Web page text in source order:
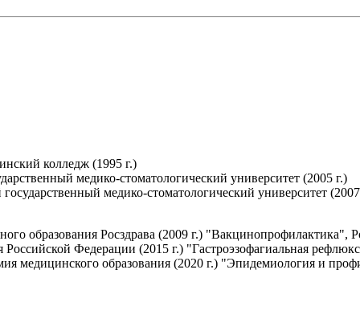
колледж (1995 г.)
медико-стоматологический университет (2005 г.)
медико-стоматологический университет
образования Росздрава (2009 г.)
Федерации (2015 г.) "Гастроэзофагиальная
медицинского образования (2020 г.) "Эпидемиология и